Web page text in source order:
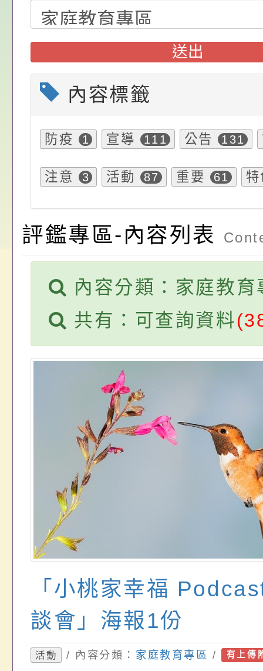
關（構）、學校、民
名參加，請查照
亦可利用
家8月課程資訊」、
電影營」、「祖孫樂
「愛『原原』不絕-
樂會」、「邁向下一
列講座及成長團體」
轉知內政部函以，有
員會函釋公務員留職
赴陸應申請許可一案
中興國民小學115學
期第1次第7-9招代課
甄選公告
本校「115學年度國
校課程計畫」核定一
轉知教育部國民及學
辦理「115年度教育
前教育署辦理性別平
置課程與教學人才庫
畫」一案， 請教師
請，請查照。
公告:桃園市政府腸
施問答集
轉知:桃園市交通局
減碳存摺2.0」全民
桃園市政府家庭教育
年度祖孫樂淘桃－祖
祝活動」海報電子檔
位協助鼓勵所屬同仁
關（構）、學校、民
名參加，請查照
轉知有關銓敘部建置
員退休所得重審後實
算器」，公立學校退
亦可利用
送出
內容標籤
防疫 1 宣導 111 公告 131
注意 3 活動 87 重要 61
評鑑專區-內容列表
內容分類：家庭教育
共有：可查詢資料
「小桃家幸福
談會」海報1份
活動 / 內容分類： 家庭教育專區 / 有上傳